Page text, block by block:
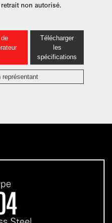
non autorisé.
Télécharger
les
spécifications
représentant